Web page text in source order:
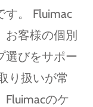
す。 Fluimac
お客様の個別
選びをサポー
り扱いが常
Fluimacのケ